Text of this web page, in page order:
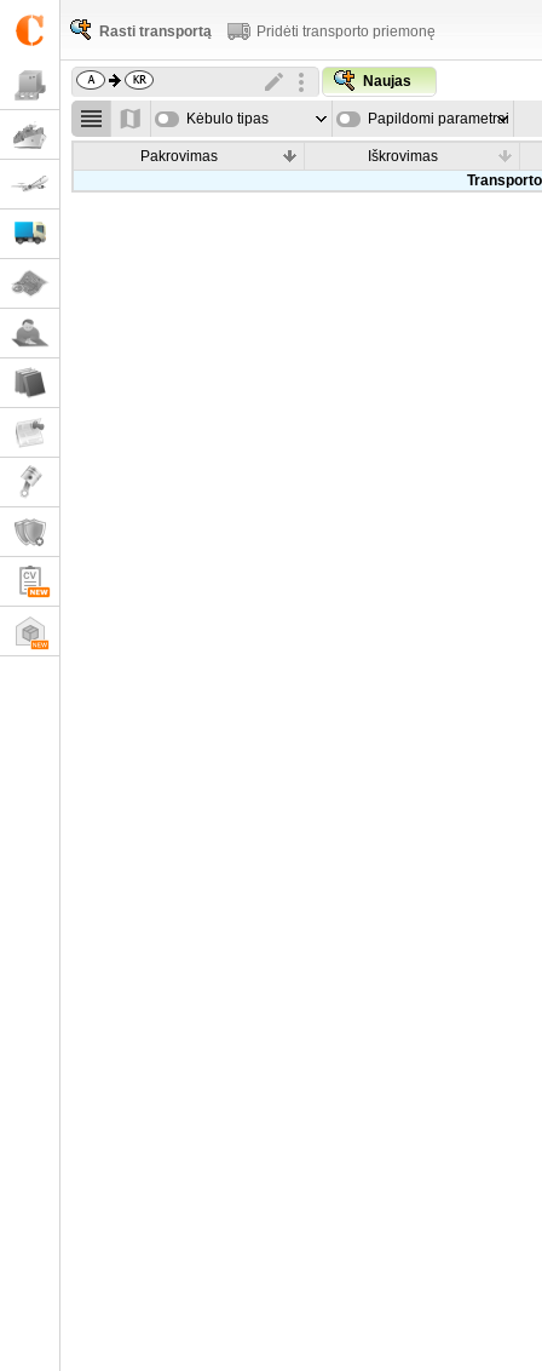
Rasti transportą Pridėti transporto priemonę
Naujas
Kėbulo tipas Papildomi parametrai
Pakrovimas
Iškrovimas